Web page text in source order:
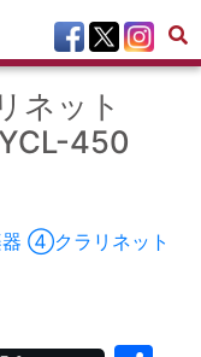
ネット
450
④クラリネット